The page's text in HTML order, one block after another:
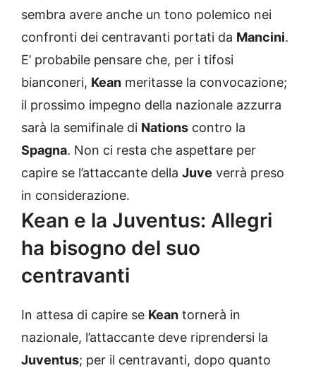
sembra avere anche un tono polemico nei
confronti dei centravanti portati da Mancini.
E’ probabile pensare che, per i tifosi
bianconeri, Kean meritasse la convocazione;
il prossimo impegno della nazionale azzurra
sarà la semifinale di Nations contro la
Spagna. Non ci resta che aspettare per
capire se l’attaccante della Juve verrà preso
in considerazione.
Kean e la Juventus: Allegri
ha bisogno del suo
centravanti
In attesa di capire se Kean tornerà in
nazionale, l’attaccante deve riprendersi la
Juventus; per il centravanti, dopo quanto